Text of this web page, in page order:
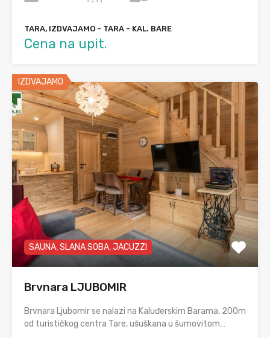
TARA, IZDVAJAMO - TARA - KAL. BARE
Cena na upit.
IZDVAJAMO
SAUNA, SLANA SOBA, JACUZZI
Brvnara LJUBOMIR
Brvnara Ljubomir se nalazi na Kaluđerskim Barama, 200m
od turističkog centra Tare, ušuškana u šumovitom…